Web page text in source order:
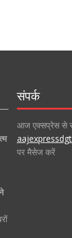
संपर्क
आज एक्सप्रेस से
पर मैसेज करें